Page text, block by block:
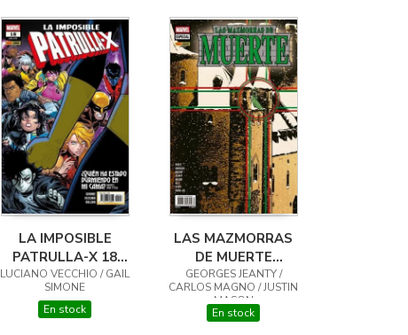
LA IMPOSIBLE
PATRULLA-X 18
(179)
LUCIANO VECCHIO / GAIL
SIMONE
En stock
LAS MAZMORRAS
DE MUERTE
(PORTADA
ALTERNATIVA
JORGE FORNÉS)
GEORGES JEANTY /
CARLOS MAGNO / JUSTIN
MASON
En stock